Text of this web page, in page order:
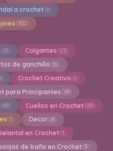
a crochet 1
102
17 Colgantes 27
de ganchillo 15
Crochet Creativo 1
para Principantes 41
49 Cuellos en Crochet 20
1 Decor 4
en Crochet 1
de baño en Crochet 5